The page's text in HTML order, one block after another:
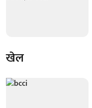
खेल